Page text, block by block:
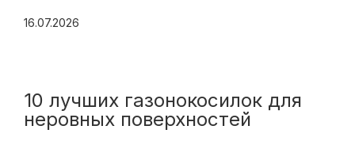
16.07.2026
10 лучших газонокосилок для
неровных поверхностей